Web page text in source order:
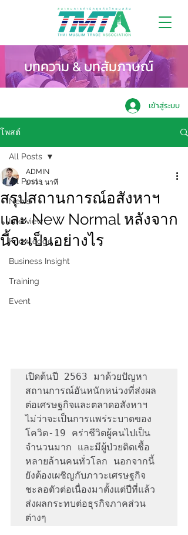
บทความ & บทสัมภาษณ์
เข้าสู่ระบบ
โพสต์
All Posts
News
Interview
Knowledge
Business Insight
Training
Event
All Posts
สรุปสถานการณ์อสังหาฯ
และ New Normal หลังจาก
นี้จะเป็นอย่างไร
ADMIN
ยาว 1 นาที
เปิดต้นปี 2563 มาด้วยปัญหา
สถานการณ์อันหนักหน่วงที่ส่งผล
ต่อเศรษฐกิจและตลาดอสังหาฯ
ไม่ว่าจะเป็นการแพร่ระบาดของ
โควิด-19 คร่าชีวิตผู้คนไปเป็น
จำนวนมาก และมีผู้ป่วยติดเชื้อ
หลายล้านคนทั่วโลก นอกจากนี้
ยังต้องเผชิญกับภาวะเศรษฐกิจ
ชะลอตัวต่อเนื่องมาตั้งแต่ปีที่แล้ว
ส่งผลกระทบต่อธุรกิจภาคส่วน
ต่างๆ